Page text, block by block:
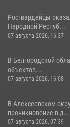
Росгвардейцы
Народной Респуб...
07 августа 2026, 16:37
В Белгородской
объектов...
07 августа 2026, 16:08
В Алексеевском
проникновение в д...
07 августа 2026, 07:39